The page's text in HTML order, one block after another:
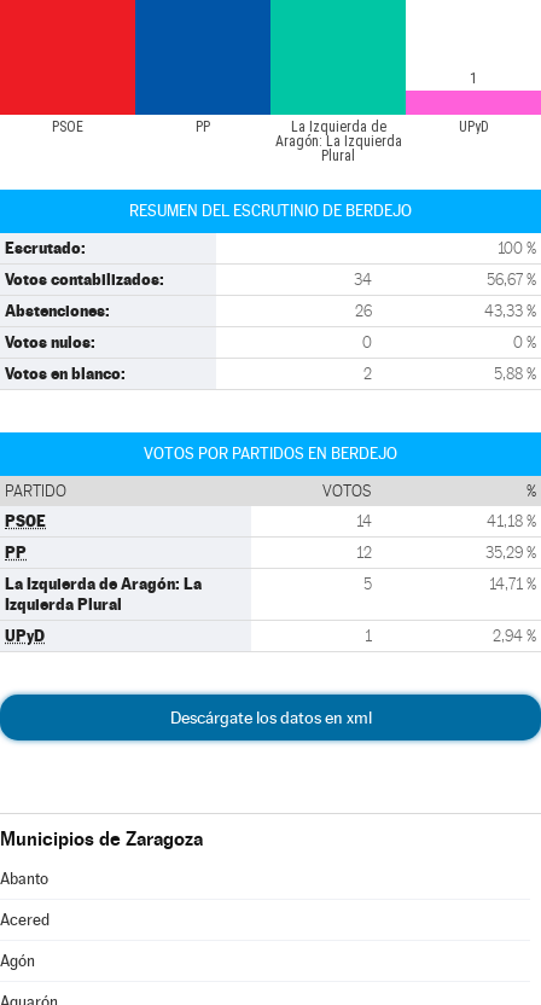
PSOE PP
La Izquierda de
Aragón: La Izquierda
Plural
UPyD
1
RESUMEN DEL ESCRUTINIO DE BERDEJO
Escrutado: 100 %
Votos contabilizados: 34 56,67 %
Abstenciones: 26 43,33 %
Votos nulos: 0 0 %
Votos en blanco: 2 5,88 %
VOTOS POR PARTIDOS EN BERDEJO
PARTIDO VOTOS %
PSOE 14 41,18 %
PP 12 35,29 %
La Izquierda de Aragón: La
Izquierda Plural
5 14,71 %
UPyD 1 2,94 %
Descárgate los datos en xml
Municipios de Zaragoza
Abanto
Acered
Agón